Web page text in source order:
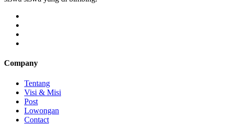
Company
Tentang
Visi & Misi
Post
Lowongan
Contact